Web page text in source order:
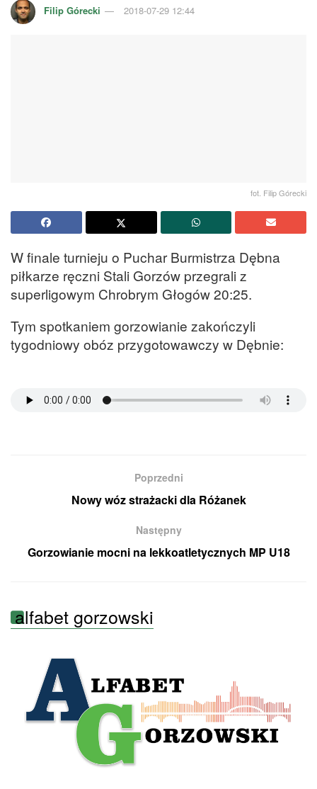
Filip Górecki 2018-07-29 12:44
fot. Filip Górecki
W finale turnieju o Puchar Burmistrza Dębna
piłkarze ręczni Stali Gorzów przegrali z
superligowym Chrobrym Głogów 20:25.
Tym spotkaniem gorzowianie zakończyli
tygodniowy obóz przygotowawczy w Dębnie:
Poprzedni
Nowy wóz strażacki dla Różanek
Następny
Gorzowianie mocni na lekkoatletycznych MP U18
alfabet gorzowski